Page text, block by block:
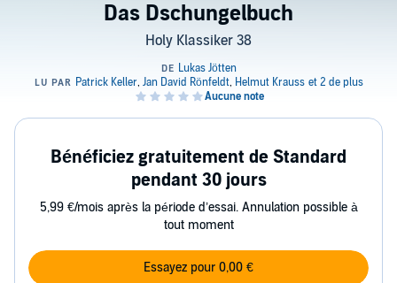
Das Dschungelbuch
Holy Klassiker 38
Bénéficiez gratuitement de Standard
pendant 30 jours
5,99 €/mois après la période d’essai. Annulation possible à
tout moment
Essayez pour 0,00 €